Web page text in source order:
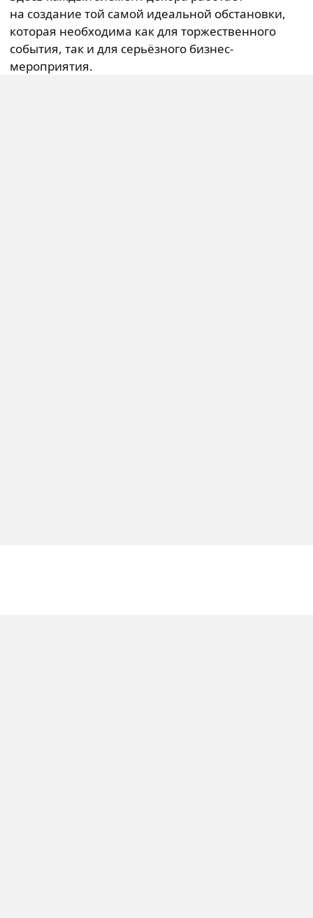
на создание той самой идеальной обстановки,
которая необходима как для торжественного
события, так и для серьёзного бизнес-
мероприятия.